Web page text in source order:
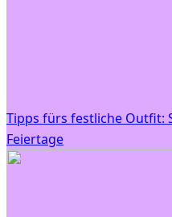
Tipps fürs festliche Outfit:
Feiertage